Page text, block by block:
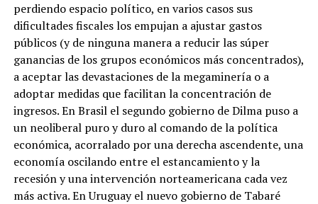
perdiendo espacio político, en varios casos sus
dificultades fiscales los empujan a ajustar gastos
públicos (y de ninguna manera a reducir las súper
ganancias de los grupos económicos más concentrados),
a aceptar las devastaciones de la megaminería o a
adoptar medidas que facilitan la concentración de
ingresos. En Brasil el segundo gobierno de Dilma puso a
un neoliberal puro y duro al comando de la política
económica, acorralado por una derecha ascendente, una
economía oscilando entre el estancamiento y la
recesión y una intervención norteamericana cada vez
más activa. En Uruguay el nuevo gobierno de Tabaré